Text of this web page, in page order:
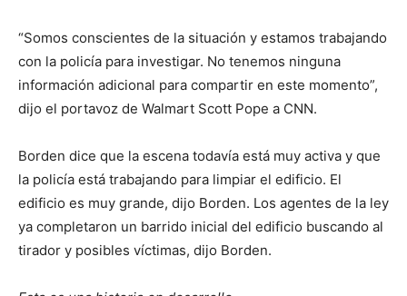
“Somos conscientes de la situación y estamos trabajando
con la policía para investigar. No tenemos ninguna
información adicional para compartir en este momento”,
dijo el portavoz de Walmart Scott Pope a CNN.
Borden dice que la escena todavía está muy activa y que
la policía está trabajando para limpiar el edificio. El
edificio es muy grande, dijo Borden. Los agentes de la ley
ya completaron un barrido inicial del edificio buscando al
tirador y posibles víctimas, dijo Borden.